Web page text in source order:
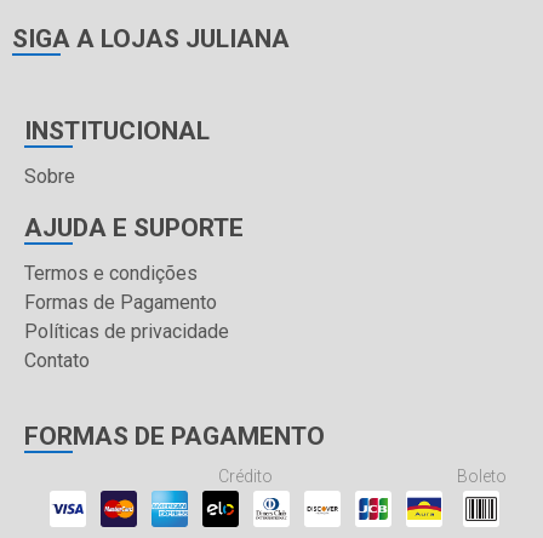
SIGA A LOJAS JULIANA
INSTITUCIONAL
Sobre
AJUDA E SUPORTE
Termos e condições
Formas de Pagamento
Políticas de privacidade
Contato
FORMAS DE PAGAMENTO
Crédito Boleto